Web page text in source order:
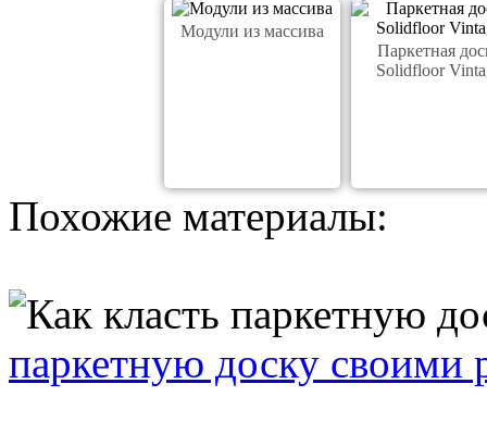
Модули из массива
Паркетная
Solidfloor
Похожие материалы:
паркетную доску своими